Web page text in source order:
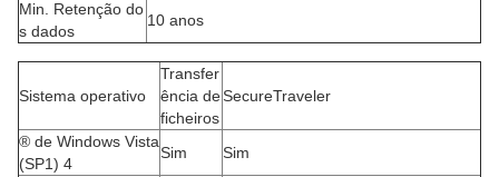
Min. Retenção do
s dados
10 anos
Sistema operativo
Transfer
ência de
ficheiros
SecureTraveler
® de Windows Vista
(SP1) 4
Sim
Sim